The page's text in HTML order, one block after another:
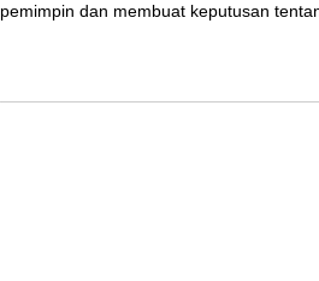
pemimpin dan membuat keputusan